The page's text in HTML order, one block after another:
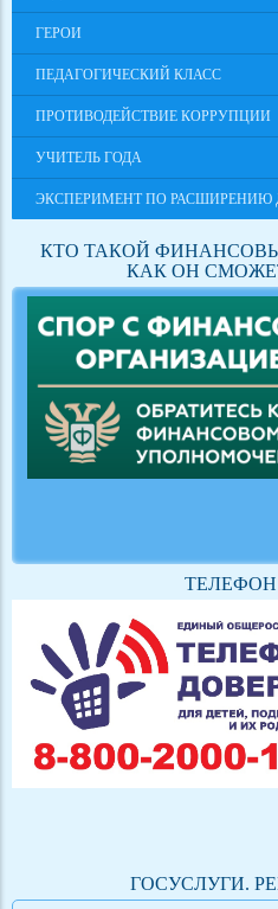
ГЕРОИ
ПЕДАГОГИЧЕСКИЙ КЛАСС
ПРОТИВОДЕЙСТВИЕ КОРРУПЦИИ
УЧИТЕЛЬ ГОДА
ЭКСПЕРИМЕНТ ПО РАСШИРЕНИЮ
КТО ТАКОЙ ФИНАНСОВЫЙ УПОЛНОМОЧЕННЫЙ И
КАК ОН
ГОСУСЛУГИ.